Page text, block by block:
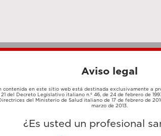
TARJETA
DE
TRANSFERENCIA
BANCARIA
Aviso legal
contenida en este sitio web está destinada exclusivamente a
del Decreto Legislativo italiano n.º 46, de 24 de febrero de
del Ministerio de Salud italiano de 17 de febrero de
marzo de 2013.
¿Es usted un profesional